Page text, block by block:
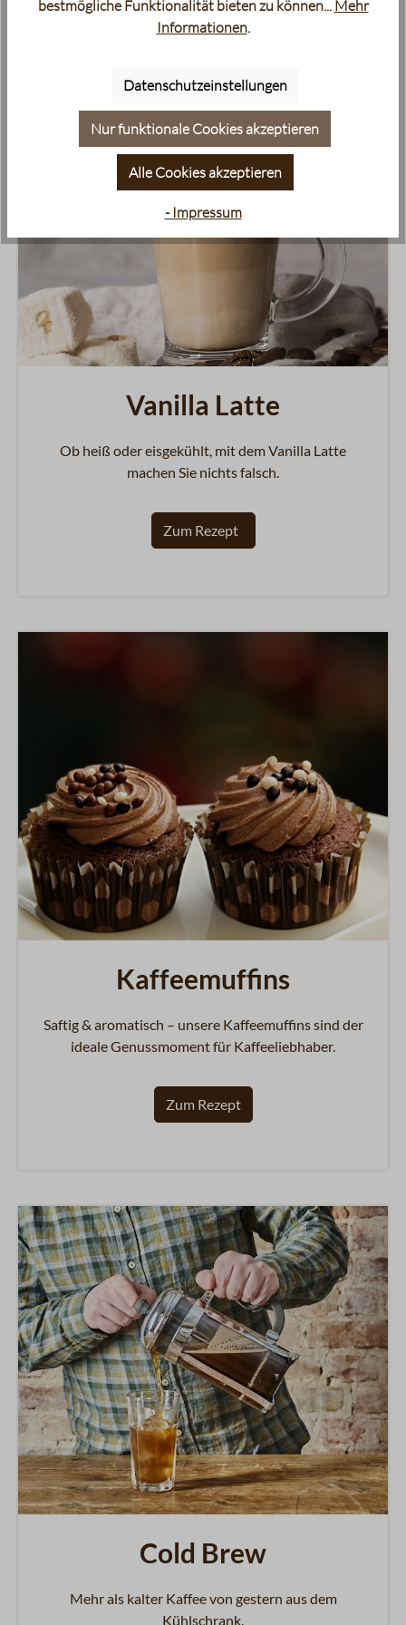
Vanilla Latte
Ob heiß oder eisgekühlt, mit dem Vanilla Latte
machen Sie nichts falsch.
Zum Rezept
Kaffeemuffins
Saftig & aromatisch – unsere Kaffeemuffins sind der
ideale Genussmoment für Kaffeeliebhaber.
Zum Rezept
Cold Brew
Mehr als kalter Kaffee von gestern aus dem
Kühlschrank.
bestmögliche Funktionalität bieten zu können... Mehr
Informationen.
Datenschutzeinstellungen
Nur funktionale Cookies akzeptieren
Alle Cookies akzeptieren
- Impressum